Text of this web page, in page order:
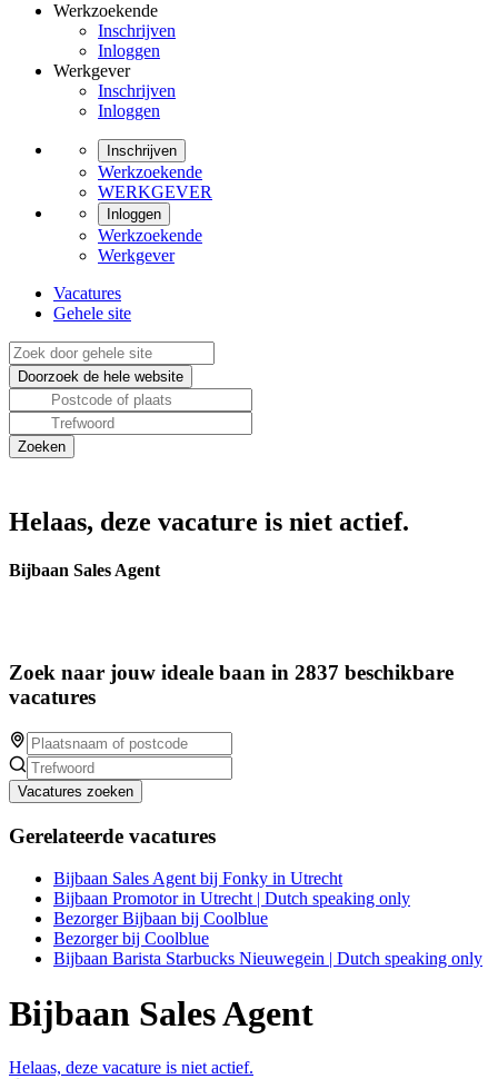
Werkzoekende
Inschrijven
Inloggen
Werkgever
Inschrijven
Inloggen
Inschrijven
Werkzoekende
WERKGEVER
Inloggen
Werkzoekende
Werkgever
Vacatures
Gehele site
Helaas, deze vacature is niet actief.
Bijbaan Sales Agent
Zoek naar jouw ideale baan in 2837 beschikbare
vacatures
Vacatures zoeken
Gerelateerde vacatures
Bijbaan Sales Agent bij Fonky in Utrecht
Bijbaan Promotor in Utrecht | Dutch speaking only
Bezorger Bijbaan bij Coolblue
Bezorger bij Coolblue
Bijbaan Barista Starbucks Nieuwegein | Dutch speaking only
Bijbaan Sales Agent
Helaas, deze vacature is niet actief.